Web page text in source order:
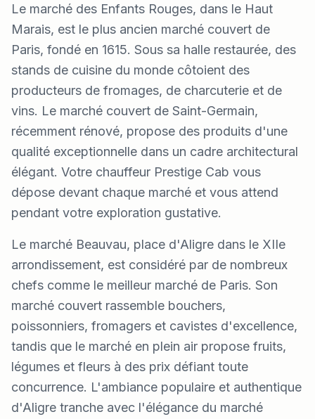
Le marché des Enfants Rouges, dans le Haut
Marais, est le plus ancien marché couvert de
Paris, fondé en 1615. Sous sa halle restaurée, des
stands de cuisine du monde côtoient des
producteurs de fromages, de charcuterie et de
vins. Le marché couvert de Saint-Germain,
récemment rénové, propose des produits d'une
qualité exceptionnelle dans un cadre architectural
élégant. Votre chauffeur Prestige Cab vous
dépose devant chaque marché et vous attend
pendant votre exploration gustative.
Le marché Beauvau, place d'Aligre dans le XIIe
arrondissement, est considéré par de nombreux
chefs comme le meilleur marché de Paris. Son
marché couvert rassemble bouchers,
poissonniers, fromagers et cavistes d'excellence,
tandis que le marché en plein air propose fruits,
légumes et fleurs à des prix défiant toute
concurrence. L'ambiance populaire et authentique
d'Aligre tranche avec l'élégance du marché